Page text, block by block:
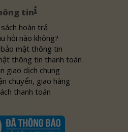
tin
sách hoàn trả
hỏi nào không?
bảo mật thông tin
thông tin thanh toán
giao dịch chung
chuyển, giao hàng
thanh toán